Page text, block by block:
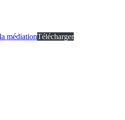
médiationTélécharger